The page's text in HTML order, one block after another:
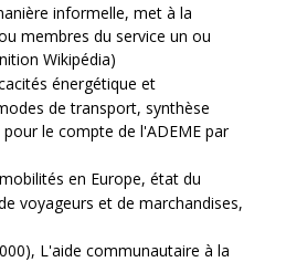
informelle, met à la
membres du service un ou
Wikipédia)
énergétique et
de transport, synthèse
le compte de l'ADEME par
en Europe, état du
voyageurs et de marchandises,
L'aide communautaire à la